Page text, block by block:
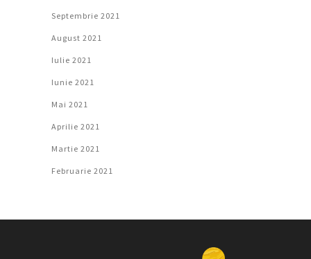
Septembrie 2021
August 2021
Iulie 2021
Iunie 2021
Mai 2021
Aprilie 2021
Martie 2021
Februarie 2021